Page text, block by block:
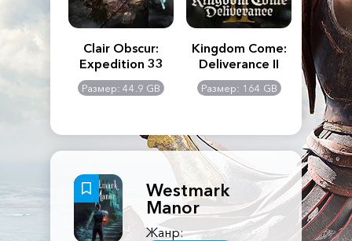
Creed
Clair Obscur:
Expedition 33
Размер: 44.9 GB
Kingdom Come:
Deliverance II
Размер: 164 GB
The
Westmark
Manor
Жанр: